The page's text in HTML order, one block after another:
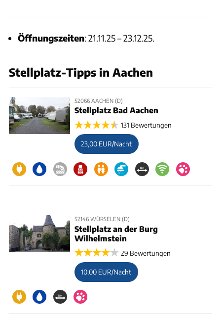
Öffnungszeiten: 21.11.25 – 23.12.25.
Stellplatz-Tipps in Aachen
52066 AACHEN (D)
Stellplatz Bad Aachen
131 Bewertungen
23,00 EUR/Nacht
52146 WÜRSELEN (D)
Stellplatz an der Burg
Wilhelmstein
29 Bewertungen
10,00 EUR/Nacht